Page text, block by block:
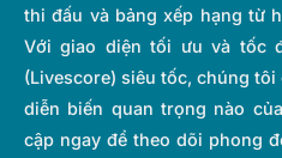
thi đấu và bảng xếp hạng từ
Với giao diện tối ưu và tốc
(Livescore) siêu tốc, chúng
diễn biến quan trọng nào
cập ngay để theo dõi phong